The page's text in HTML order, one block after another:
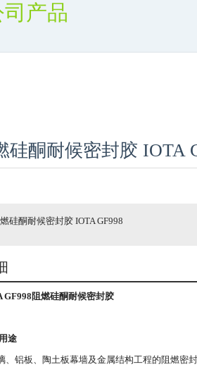
司产品
硅酮耐候密封胶 IOTA
硅酮耐候密封胶 IOTA GF998
GF998 阻燃硅酮耐候密封胶
途
、铝板、陶土板幕墙及金属结构工程的阻燃密